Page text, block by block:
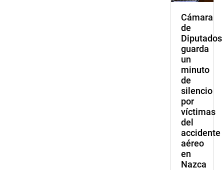
Cámara
de
Diputados
guarda
un
minuto
de
silencio
por
víctimas
del
accidente
aéreo
en
Nazca